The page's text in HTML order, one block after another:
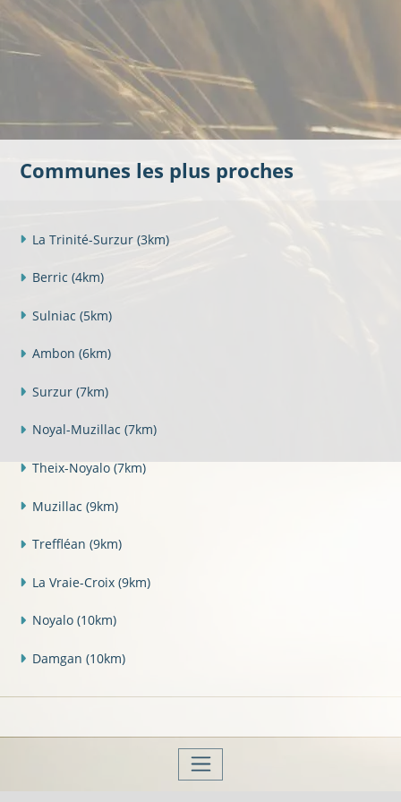
Communes les plus proches
La Trinité-Surzur (3km)
Berric (4km)
Sulniac (5km)
Ambon (6km)
Surzur (7km)
Noyal-Muzillac (7km)
Theix-Noyalo (7km)
Muzillac (9km)
Treffléan (9km)
La Vraie-Croix (9km)
Noyalo (10km)
Damgan (10km)